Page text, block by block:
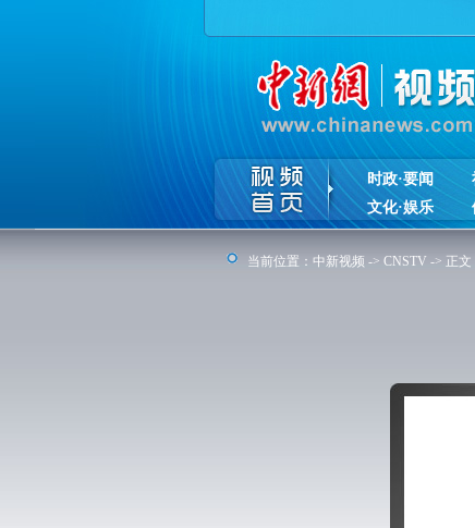
时政·要闻
文化·娱乐
当前位置： 中新视频 -> CNSTV -> 正文